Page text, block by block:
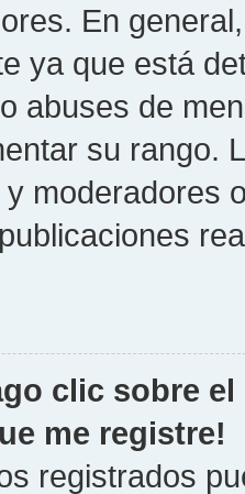
En
ya que está
abuses de
su rango.
moderadores
clic sobre
me registre!
registrados